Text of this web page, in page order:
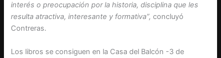
interés o preocupación por la historia, disciplina que les
resulta atractiva, interesante y formativa”,concluyó
Contreras.
Los libros se consiguen en la Casa del Balcón -3 de